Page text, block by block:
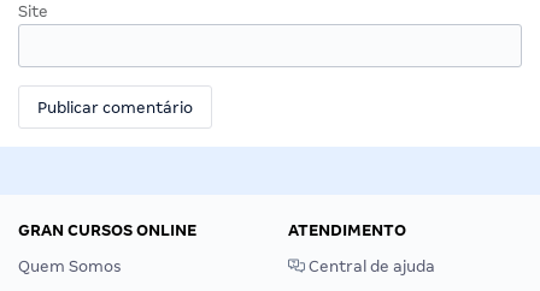
Site
GRAN CURSOS ONLINE
Quem Somos
ATENDIMENTO
Central de ajuda